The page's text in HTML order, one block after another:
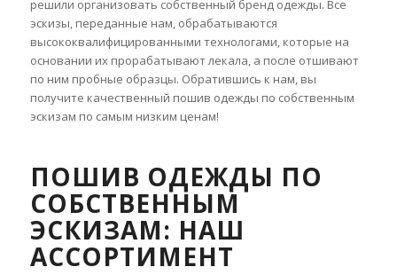
решили организовать собственный бренд одежды. Все
эскизы, переданные нам, обрабатываются
высококвалифицированными технологами, которые на
основании их прорабатывают лекала, а после отшивают
по ним пробные образцы. Обратившись к нам, вы
получите качественный пошив одежды по собственным
эскизам по самым низким ценам!
ПОШИВ ОДЕЖДЫ ПО
СОБСТВЕННЫМ
ЭСКИЗАМ: НАШ
АССОРТИМЕНТ